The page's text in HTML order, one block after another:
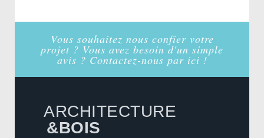
Vous souhaitez nous confier votre
projet ? Vous avez besoin d'un simple
avis ? Contactez-nous par ici !
ARCHITECTURE
&BOIS